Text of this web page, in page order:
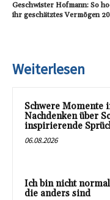
Geschwister Hofmann: So
ihr geschätztes Vermögen
Weiterlesen
Schwere Momente
Nachdenken über
inspirierende
06.08.2026
Ich bin nicht
die anders sind